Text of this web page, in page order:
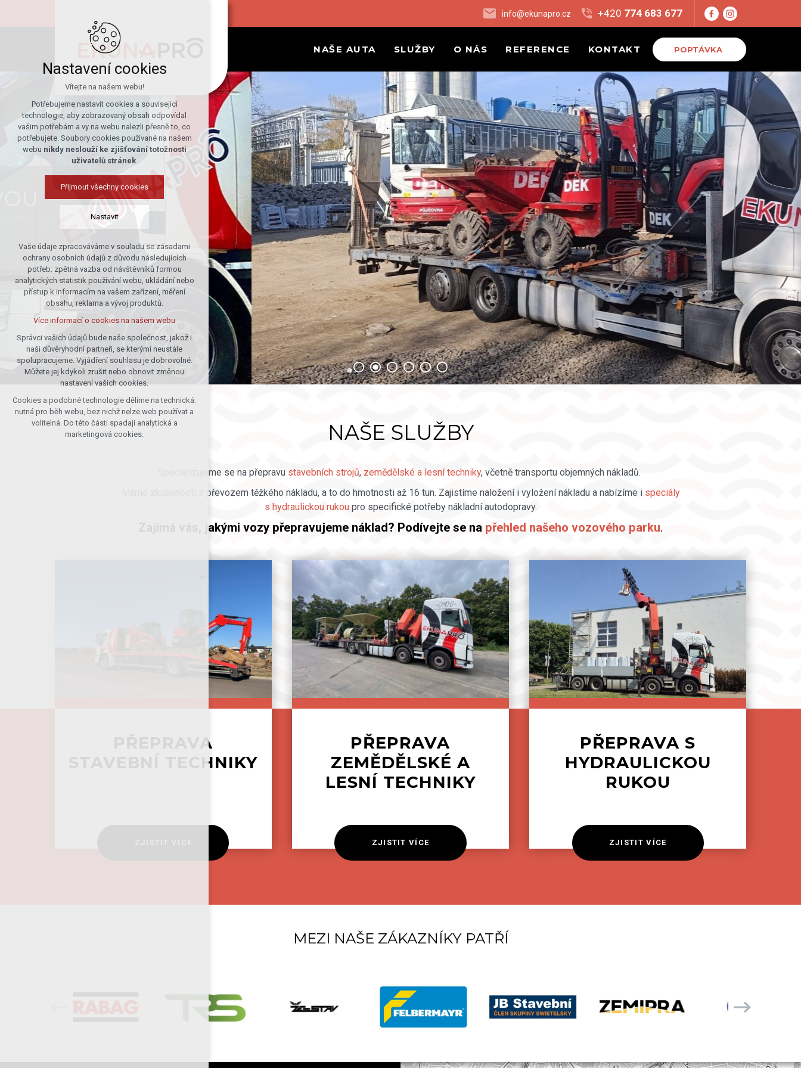
info@ekunapro.cz +420 774 683 677
NAŠE AUTA SLUŽBY O NÁS REFERENCE KONTAKT POPTÁVKA
RYCHLÁ A BEZPEČNÁ PŘEPRAVA PRO
VÁŠ STAVEBNÍ PROJEKT
VÍCE INFORMACÍ
NAŠE SLUŽBY
Specializujeme se na přepravu stavebních strojů, zemědělské a lesní techniky, včetně transportu objemných nákladů.
Máme zkušenosti s převozem těžkého nákladu, a to do hmotnosti až 16 tun. Zajistíme naložení i vyložení nákladu a nabízíme i speciály
s hydraulickou rukoupro specifické potřeby nákladní autodopravy.
Zajímá vás, jakými vozy přepravujeme náklad? Podívejte se na přehled našeho vozového parku.
PŘEPRAVA
STAVEBNÍ TECHNIKY
PŘEPRAVA
ZEMĚDĚLSKÉ A
LESNÍ TECHNIKY
ZJISTIT VÍCE
PŘEPRAVA S
HYDRAULICKOU
RUKOU
ZJISTIT VÍCE
MEZI NAŠE ZÁKAZNÍKY PATŘÍ
Nastavení cookies
Vítejte na našem webu!
Potřebujeme nastavit cookies a související
technologie, aby zobrazovaný obsah odpovídal
vašim potřebám a vy na webu nalezli přesně to, co
potřebujete. Soubory cookies používané na našem
webu nikdy neslouží ke zjišťování totožnosti
uživatelů stránek.
Přijmout všechny cookies
Nastavit
Technická cookies
nutná pro provozování webu
udržení kontextu stránek (session):
případná přihlášení, volby jazyka, apod.
Volitelná cookies
analytická pro anonymizované
vyhodnocení návštěvnosti
marketingová cookies (Google)
Více informací o cookies na našem webu
Přijmout všechny cookies
Odmítnout vše
Vaše údaje zpracováváme v souladu se zásadami
ochrany osobních údajů z důvodu následujících
potřeb: zpětná vazba od návštěvníků formou
analytických statistik používání webu, ukládání nebo
přístup k informacím na vašem zařízení, měření
obsahu, reklama a vývoj produktů.
Více informací o cookies na našem webu
Správci vašich údajů bude naše společnost, jakož i
naši důvěryhodní partneři, se kterými neustále
spolupracujeme. Vyjádření souhlasu je dobrovolné.
Můžete jej kdykoli zrušit nebo obnovit změnou
nastavení vašich cookies.
Cookies a podobné technologie dělíme na technická:
nutná pro běh webu, bez nichž nelze web používat a
volitelná. Do této části spadají analytická a
marketingová cookies.